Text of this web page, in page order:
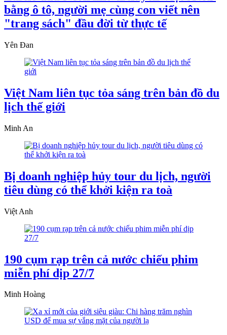
bằng ô tô, người mẹ cùng con viết nên
"trang sách" đầu đời từ thực tế
Yên Đan
Việt Nam liên tục tỏa sáng trên bản đồ du
lịch thế giới
Minh An
Bị doanh nghiệp hủy tour du lịch, người
tiêu dùng có thể khởi kiện ra toà
Việt Anh
190 cụm rạp trên cả nước chiếu phim
miễn phí dịp 27/7
Minh Hoàng